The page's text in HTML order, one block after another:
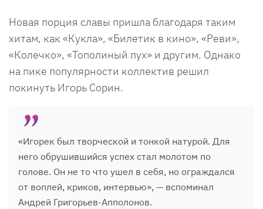
Новая порция славы пришла благодаря таким
хитам, как «Кукла», «Билетик в кино», «Реви»,
«Колечко», «Тополиный пух» и другим. Однако
на пике популярности коллектив решил
покинуть Игорь Сорин.
«Игорек был творческой и тонкой натурой. Для
него обрушившийся успех стал молотом по
голове. Он не то что ушел в себя, но ограждался
от воплей, криков, интервью», — вспоминал
Андрей Григорьев-Апполонов.